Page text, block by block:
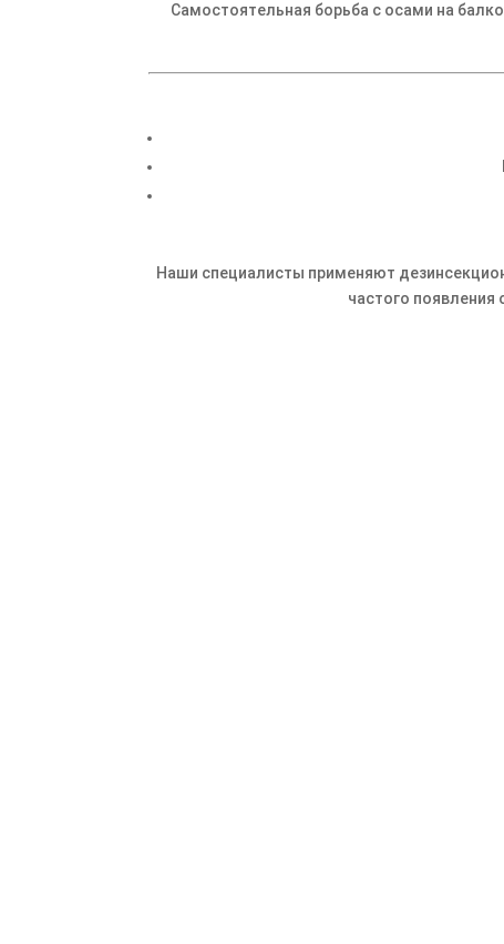
Самостоятельная борьба с осами на
Наши специалисты применяют
частого